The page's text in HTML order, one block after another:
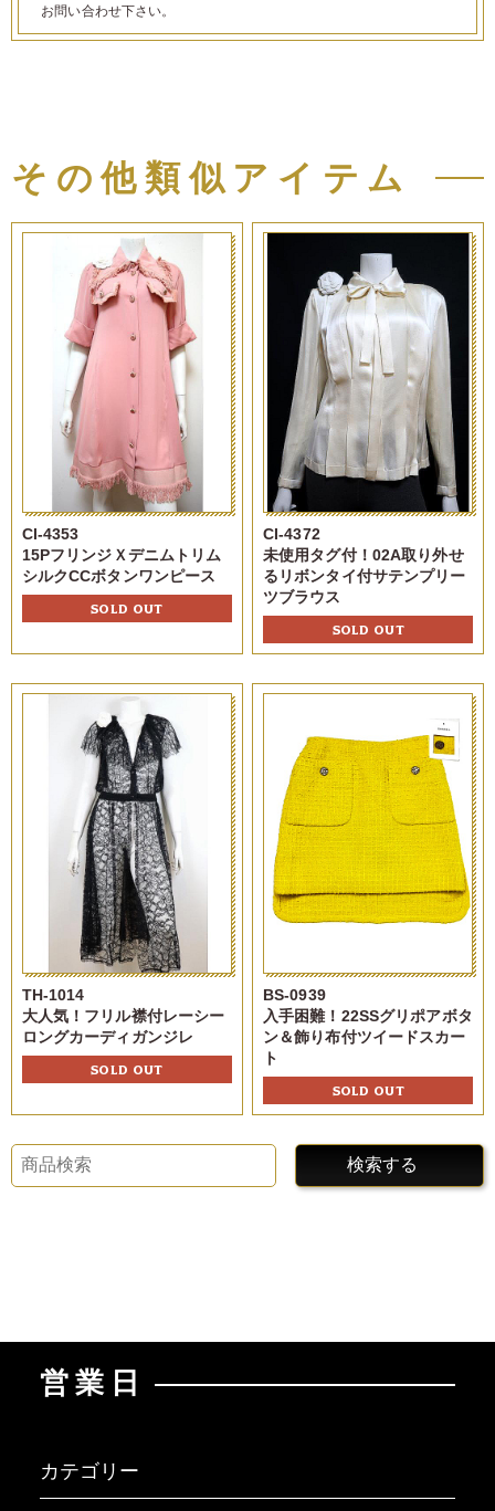
お問い合わせ下さい。
その他類似アイテム
CI-4353
15PフリンジＸデニムトリム
シルクCCボタンワンピース
SOLD OUT
CI-4372
未使用タグ付！02A取り外せ
るリボンタイ付サテンプリー
ツブラウス
SOLD OUT
TH-1014
大人気！フリル襟付レーシー
ロングカーディガンジレ
SOLD OUT
BS-0939
入手困難！22SSグリポアボタ
ン＆飾り布付ツイードスカー
ト
SOLD OUT
検索する
営業日
カテゴリー